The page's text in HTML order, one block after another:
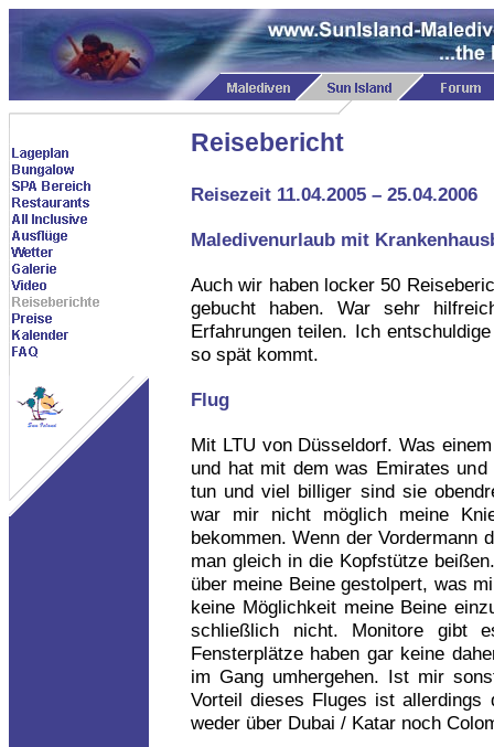
Reisebericht
Reisezeit 11.04.2005 – 25.04.2006
Maledivenurlaub mit
Auch wir haben locker 50
gebucht haben. War sehr
Erfahrungen teilen. Ich
so spät kommt.
Flug
Mit LTU von Düsseldorf. Was
und hat mit dem was Emirates
tun und viel billiger sind sie
war mir nicht möglich meine
bekommen. Wenn der Vordermann
man gleich in die Kopfstütze
über meine Beine gestolpert, was
keine Möglichkeit meine Beine
schließlich nicht. Monitore gibt
Fensterplätze haben gar keine
im Gang umhergehen. Ist mir
Vorteil dieses Fluges ist allerdings
weder über Dubai / Katar noch